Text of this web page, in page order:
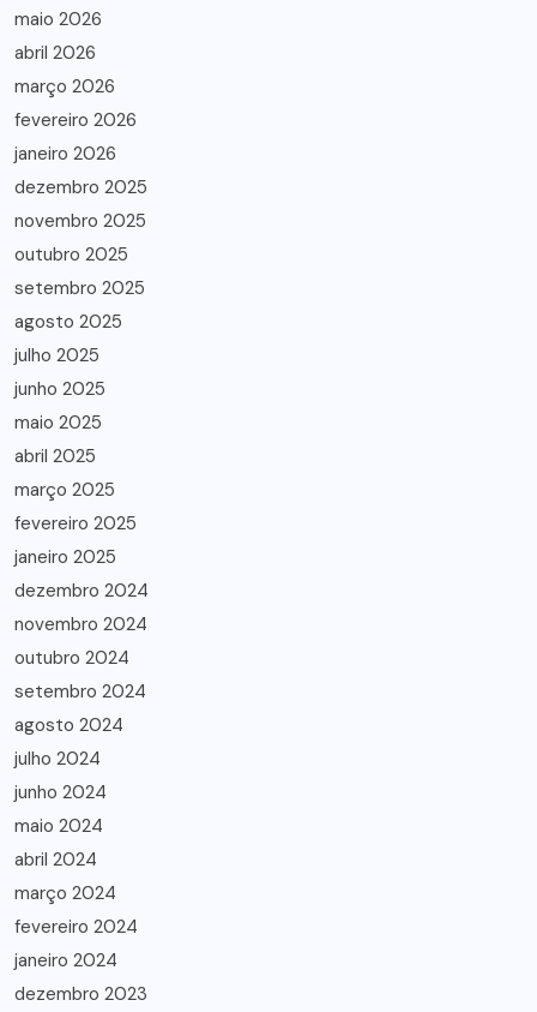
maio 2026
abril 2026
março 2026
fevereiro 2026
janeiro 2026
dezembro 2025
novembro 2025
outubro 2025
setembro 2025
agosto 2025
julho 2025
junho 2025
maio 2025
abril 2025
março 2025
fevereiro 2025
janeiro 2025
dezembro 2024
novembro 2024
outubro 2024
setembro 2024
agosto 2024
julho 2024
junho 2024
maio 2024
abril 2024
março 2024
fevereiro 2024
janeiro 2024
dezembro 2023